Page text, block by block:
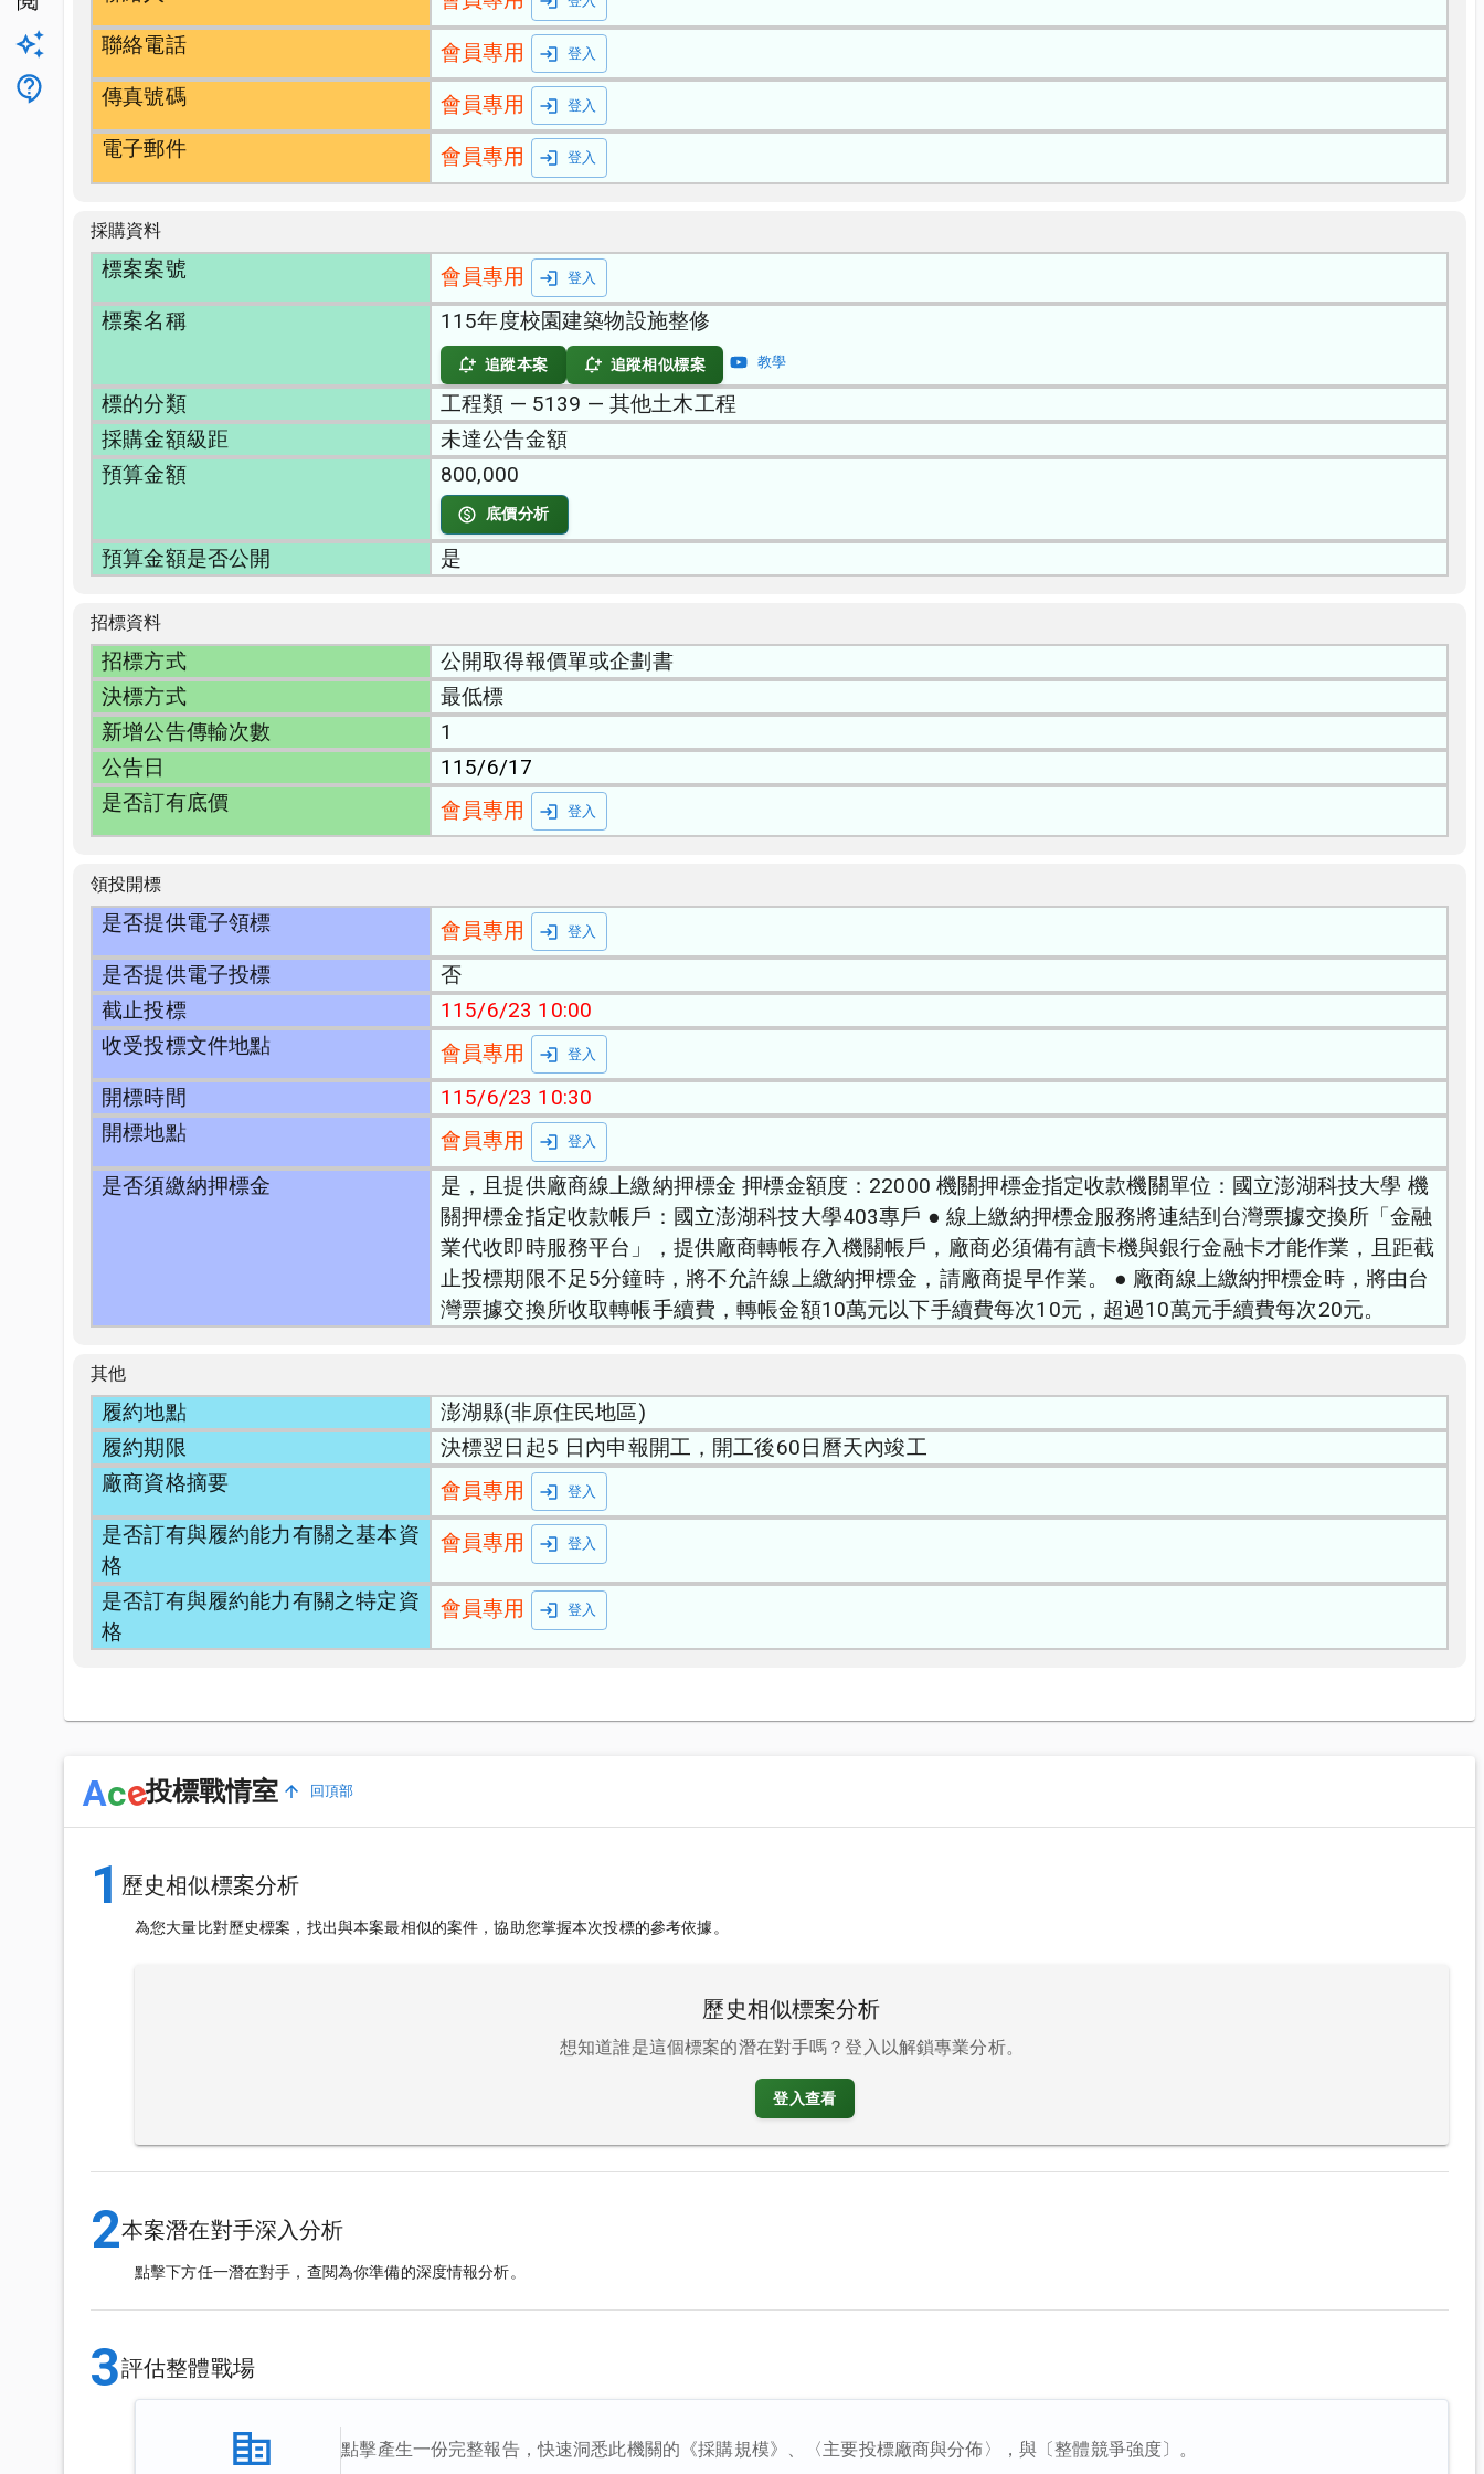
升級方案
客服
聯絡電話 會員專用 登入
傳真號碼 會員專用 登入
電子郵件 會員專用 登入
採購資料
標案案號 會員專用 登入
標案名稱 115年度校園建築物設施整修
追蹤本案 追蹤相似標案 教學
標的分類
工程類 — 5139 — 其他土木工程
採購金額級距
未達公告金額
預算金額
800,000
底價分析
預算金額是否公開 是
招標資料
招標方式
公開取得報價單或企劃書
決標方式
最低標
新增公告傳輸次數
1
公告日
115/6/17
是否訂有底價
會員專用 登入
領投開標
是否提供電子領標 會員專用 登入
是否提供電子投標
否
截止投標
115/6/23 10:00
收受投標文件地點
會員專用 登入
開標時間
115/6/23 10:30
開標地點
會員專用 登入
是否須繳納押標金
是，且提供廠商線上繳納押標金 押標金額度：22000 機關押標金指定收款機關單位：國立澎湖科技大學 機
關押標金指定收款帳戶：國立澎湖科技大學403專戶 ● 線上繳納押標金服務將連結到台灣票據交換所「金融
業代收即時服務平台」，提供廠商轉帳存入機關帳戶，廠商必須備有讀卡機與銀行金融卡才能作業，且距截
止投標期限不足5分鐘時，將不允許線上繳納押標金，請廠商提早作業。 ● 廠商線上繳納押標金時，將由台
灣票據交換所收取轉帳手續費，轉帳金額10萬元以下手續費每次10元，超過10萬元手續費每次20元。
其他
履約地點
澎湖縣(非原住民地區)
履約期限
決標翌日起5 日內申報開工，開工後60日曆天內竣工
廠商資格摘要
會員專用 登入
是否訂有與履約能力有關之基本資
格
會員專用 登入
是否訂有與履約能力有關之特定資
格
會員專用 登入
Ace投標戰情室 回頂部
1 歷史相似標案分析
為您大量比對歷史標案，找出與本案最相似的案件，協助您掌握本次投標的參考依據。
歷史相似標案分析
想知道誰是這個標案的潛在對手嗎？登入以解鎖專業分析。
登入查看
2本案潛在對手深入分析
點擊下方任一潛在對手，查閱為你準備的深度情報分析。
3評估整體戰場
點擊產生一份完整報告，快速洞悉此機關的《採購規模》、〈主要投標廠商與分佈〉，與〔整體競爭強度〕。